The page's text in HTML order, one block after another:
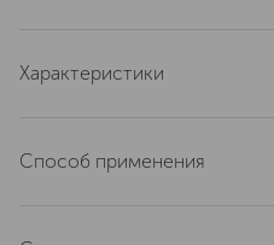
Характеристики
Способ применения